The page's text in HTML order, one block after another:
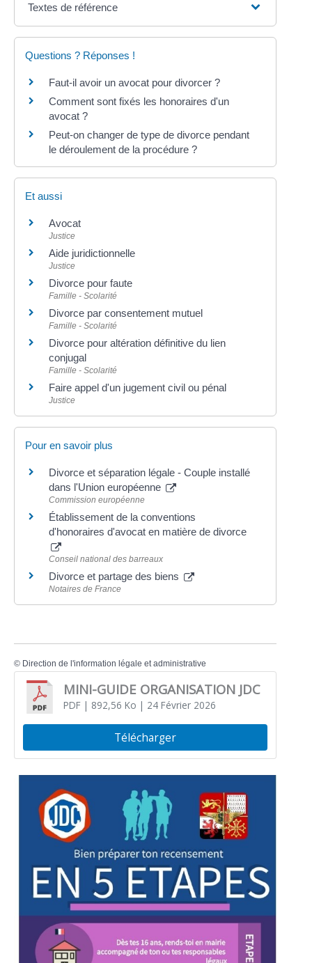
Textes de référence
Questions ? Réponses !
Faut-il avoir un avocat pour divorcer ?
Comment sont fixés les honoraires d'un
avocat ?
Peut-on changer de type de divorce pendant
le déroulement de la procédure ?
Et aussi
Avocat
Justice
Aide juridictionnelle
Justice
Divorce pour faute
Famille - Scolarité
Divorce par consentement mutuel
Famille - Scolarité
Divorce pour altération définitive du lien
conjugal
Famille - Scolarité
Faire appel d'un jugement civil ou pénal
Justice
Pour en savoir plus
Divorce et séparation légale - Couple installé
dans l'Union européenne
Commission européenne
Établissement de la conventions
d'honoraires d'avocat en matière de divorce
Conseil national des barreaux
Divorce et partage des biens
Notaires de France
© Direction de l'information légale et administrative
MINI-GUIDE ORGANISATION JDC
PDF| 892,56 Ko | 24 Février 2026
Télécharger